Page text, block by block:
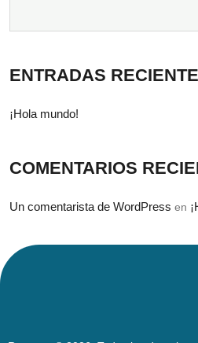
ENTRADAS
¡Hola mundo!
COMENTARIOS
Un comentarista de WordPress en